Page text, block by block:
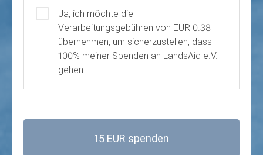
Ja, ich möchte die
Verarbeitungsgebühren von EUR 0.38
übernehmen, um sicherzustellen, dass
100% meiner Spenden an LandsAid e.V.
gehen
15 EUR spenden